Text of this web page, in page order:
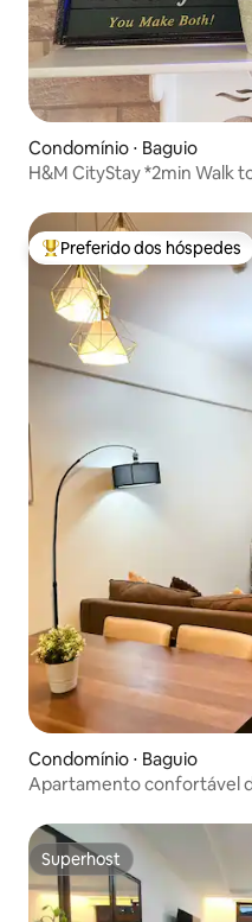
Condomínio ⋅ Baguio
H&M CityStay *2min Walk
Entre os melhores
Preferido dos hóspedes
Condomínio ⋅ Baguio
Apartamento confortável
Superhost
Superhost